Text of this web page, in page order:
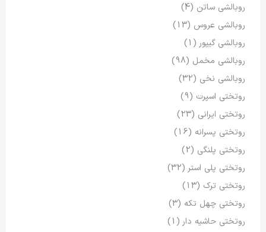
روبالشی ساتن (4)
روبالشی عروس (13)
روبالشی گیپور (1)
روبالشی مخمل (98)
روبالشی نخی (32)
روتختی اسپرت (9)
روتختی ایرانی (23)
روتختی پسرانه (16)
روتختی پلنگی (2)
روتختی پلی استر (32)
روتختی ترک (13)
روتختی چهل تکه (3)
روتختی حاشیه دار (1)